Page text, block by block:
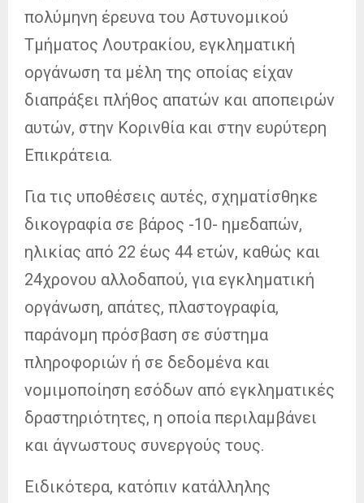
πολύμηνη έρευνα του Αστυνομικού
Τμήματος Λουτρακίου, εγκληματική
οργάνωση τα μέλη της οποίας είχαν
διαπράξει πλήθος απατών και αποπειρών
αυτών, στην Κορινθία και στην ευρύτερη
Επικράτεια.
Για τις υποθέσεις αυτές, σχηματίσθηκε
δικογραφία σε βάρος -10- ημεδαπών,
ηλικίας από 22 έως 44 ετών, καθώς και
24χρονου αλλοδαπού, για εγκληματική
οργάνωση, απάτες, πλαστογραφία,
παράνομη πρόσβαση σε σύστημα
πληροφοριών ή σε δεδομένα και
νομιμοποίηση εσόδων από εγκληματικές
δραστηριότητες, η οποία περιλαμβάνει
και άγνωστους συνεργούς τους.
Ειδικότερα, κατόπιν κατάλληλης